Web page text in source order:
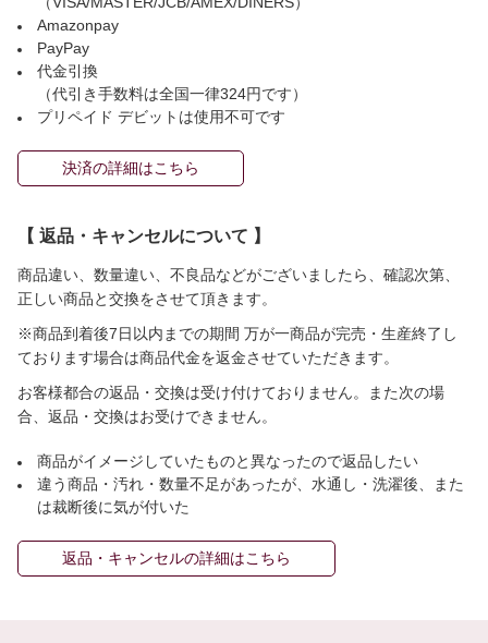
Amazonpay
PayPay
代金引換
（代引き手数料は全国一律324円です）
プリペイド デビットは使用不可です
決済の詳細はこちら
【 返品・キャンセルについて 】
商品違い、数量違い、不良品などがございましたら、確認次第、
正しい商品と交換をさせて頂きます。
※商品到着後7日以内までの期間 万が一商品が完売・生産終了し
ております場合は商品代金を返金させていただきます。
お客様都合の返品・交換は受け付けておりません。また次の場
合、返品・交換はお受けできません。
商品がイメージしていたものと異なったので返品したい
違う商品・汚れ・数量不足があったが、水通し・洗濯後、また
は裁断後に気が付いた
返品・キャンセルの詳細はこちら